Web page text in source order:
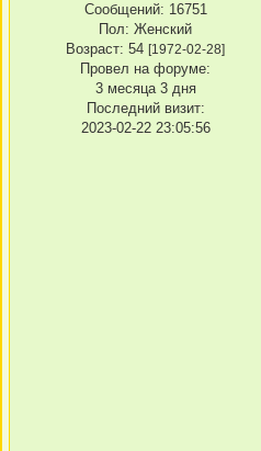
Сообщений: 16751
Пол: Женский
Возраст: 54 [1972-02-28]
Провел на форуме:
3 месяца 3 дня
Последний визит:
2023-02-22 23:05:56